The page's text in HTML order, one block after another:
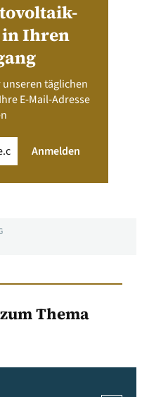
Ihren
täglichen
E-Mail-Adresse
Anmelden
Thema